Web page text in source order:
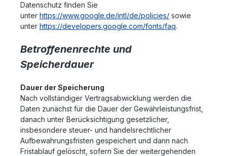
Datenschutz finden Sie
unter https://www.google.de/intl/de/policies/ sowie
unter https://developers.google.com/fonts/faq.
Betroffenenrechte und
Speicherdauer
Dauer der Speicherung
Nach vollständiger Vertragsabwicklung werden die
Daten zunächst für die Dauer der Gewährleistungsfrist,
danach unter Berücksichtigung gesetzlicher,
insbesondere steuer- und handelsrechtlicher
Aufbewahrungsfristen gespeichert und dann nach
Fristablauf gelöscht, sofern Sie der weitergehenden